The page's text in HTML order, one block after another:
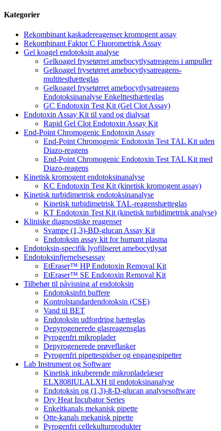
Kategorier
Rekombinant kaskadereagenser kromogent assay
Rekombinant Faktor C Fluorometrisk Assay
Gel koagel endotoksin analyse
Gelkoagel frysetørret amebocytlysatreagens i ampuller
Gelkoagel frysetørret amebocytlysatreagens-
multitesthætteglas
Gelkoagel frysetørret amebocytlysatreagens
Endotoksinanalyse Enkelttesthætteglas
GC Endotoxin Test Kit (Gel Clot Assay)
Endotoxin Assay Kit til vand og dialysat
Rapid Gel Clot Endotoxin Assay Kit
End-Point Chromogenic Endotoxin Assay
End-Point Chromogenic Endotoxin Test TAL Kit uden
Diazo-reagens
End-Point Chromogenic Endotoxin Test TAL Kit med
Diazo-reagens
Kinetisk kromogent endotoksinanalyse
KC Endotoxin Test Kit (kinetisk kromogent assay)
Kinetisk turbidimetrisk endotoksinanalyse
Kinetisk turbidimetrisk TAL-reagenshætteglas
KT Endotoxin Test Kit (kinetisk turbidimetrisk analyse)
Kliniske diagnostiske reagenser
Svampe (1,3)-BD-glucan Assay Kit
Endotoksin assay kit for humant plasma
Endotoksin-specifik lyofiliseret amebocytlysat
Endotoksinfjernelsesassay
EtEraser™ HP Endotoxin Removal Kit
EtEraser™ SE Endotoxin Removal Kit
Tilbehør til påvisning af endotoksin
Endotoksinfri buffere
Kontrolstandardendotoksin (CSE)
Vand til BET
Endotoksin udfordring hætteglas
Depyrogenerede glasreagensglas
Pyrogenfri mikroplader
Depyrogenerede prøveflasker
Pyrogenfri pipettespidser og engangspipetter
Lab Instrument og Software
Kinetisk inkuberende mikropladelæser
ELX808IULALXH til endotoksinanalyse
Endotoksin og (1,3)-ß-D-glucan analysesoftware
Dry Heat Incubator Series
Enkeltkanals mekanisk pipette
Otte-kanals mekanisk pipette
Pyrogenfri cellekulturprodukter